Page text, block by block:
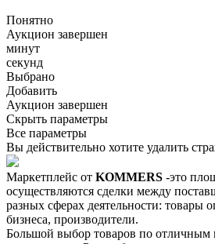
Понятно
Аукцион завершен
минут
секунд
Выбрано
Добавить
Аукцион завершен
Скрыть параметры
Все параметры
Вы действительно хотите удалить
Маркетплейс от KOMMERS -это
осуществляются сделки между
разных сферах деятельности: товары
бизнеса, производители.
Большой выбор товаров по отличным